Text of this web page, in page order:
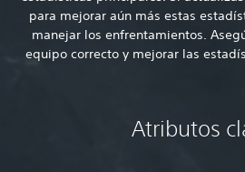
para mejorar aún más estas
manejar los enfrentamientos.
equipo correcto y mejorar las
Atributos